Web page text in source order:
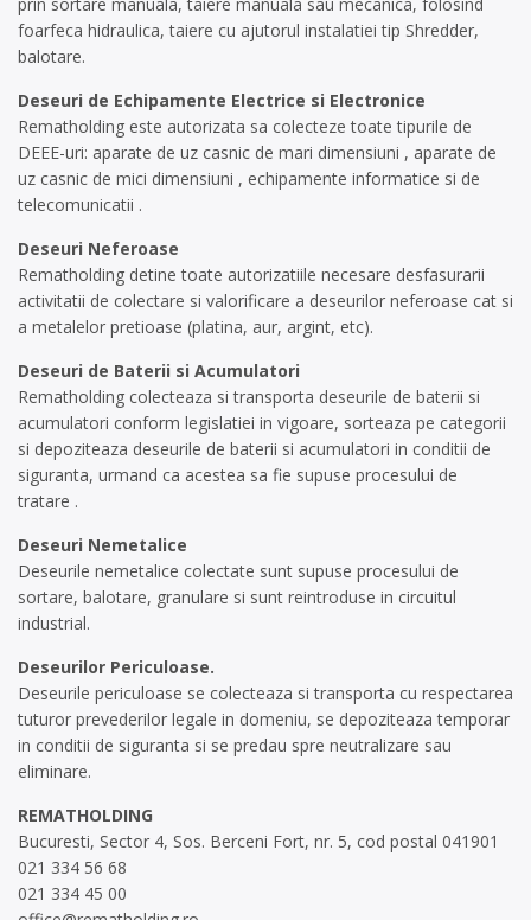
foarfeca hidraulica, taiere cu ajutorul instalatiei tip Shredder,
balotare.
Deseuri de Echipamente Electrice si Electronice
Rematholding este autorizata sa colecteze toate tipurile de
DEEE-uri: aparate de uz casnic de mari dimensiuni , aparate de
uz casnic de mici dimensiuni , echipamente informatice si de
telecomunicatii .
Deseuri Neferoase
Rematholding detine toate autorizatiile necesare desfasurarii
activitatii de colectare si valorificare a deseurilor neferoase cat si
a metalelor pretioase (platina, aur, argint, etc).
Deseuri de Baterii si Acumulatori
Rematholding colecteaza si transporta deseurile de baterii si
acumulatori conform legislatiei in vigoare, sorteaza pe categorii
si depoziteaza deseurile de baterii si acumulatori in conditii de
siguranta, urmand ca acestea sa fie supuse procesului de
tratare .
Deseuri Nemetalice
Deseurile nemetalice colectate sunt supuse procesului de
sortare, balotare, granulare si sunt reintroduse in circuitul
industrial.
Deseurilor Periculoase.
Deseurile periculoase se colecteaza si transporta cu respectarea
tuturor prevederilor legale in domeniu, se depoziteaza temporar
in conditii de siguranta si se predau spre neutralizare sau
eliminare.
REMATHOLDING
Bucuresti, Sector 4, Sos. Berceni Fort, nr. 5, cod postal 041901
021 334 56 68
021 334 45 00